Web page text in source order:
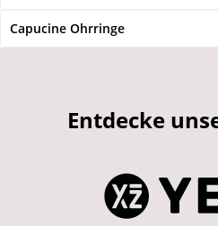
Capucine Ohrringe
Entdecke